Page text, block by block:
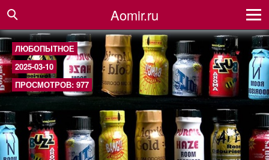
Aomir.ru
ЛЮБОПЫТНОЕ
2025-03-10
ПРОСМОТРОВ: 977